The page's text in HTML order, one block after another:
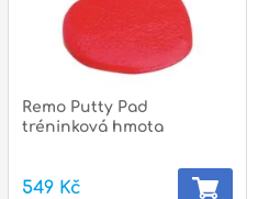
Remo Putty Pad
tréninková hmota
549 Kč